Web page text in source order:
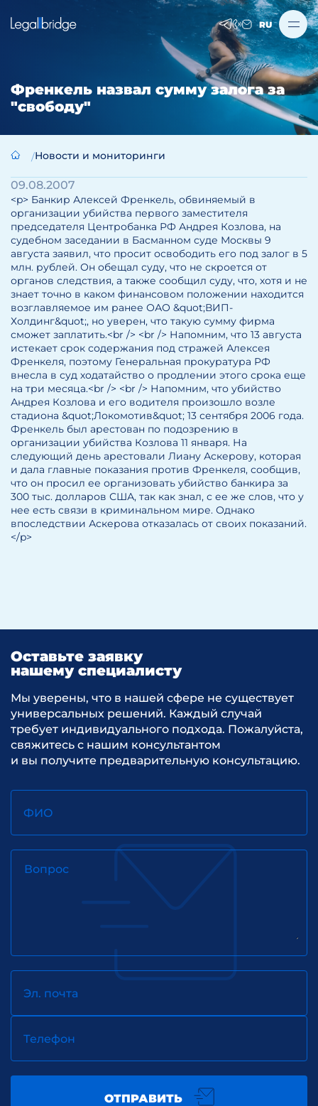
RU
Френкель назвал сумму залога за
"свободу"
Новости и мониторинги
09.08.2007
<p> Банкир Алексей Френкель, обвиняемый в
организации убийства первого заместителя
председателя Центробанка РФ Андрея Козлова, на
судебном заседании в Басманном суде Москвы 9
августа заявил, что просит освободить его под залог в 5
млн. рублей. Он обещал суду, что не скроется от
органов следствия, а также сообщил суду, что, хотя и не
знает точно в каком финансовом положении находится
возглавляемое им ранее ОАО &quot;ВИП-
Холдинг&quot;, но уверен, что такую сумму фирма
сможет заплатить.<br /> <br /> Напомним, что 13 августа
истекает срок содержания под стражей Алексея
Френкеля, поэтому Генеральная прокуратура РФ
внесла в суд ходатайство о продлении этого срока еще
на три месяца.<br /> <br /> Напомним, что убийство
Андрея Козлова и его водителя произошло возле
стадиона &quot;Локомотив&quot; 13 сентября 2006 года.
Френкель был арестован по подозрению в
организации убийства Козлова 11 января. На
следующий день арестовали Лиану Аскерову, которая
и дала главные показания против Френкеля, сообщив,
что он просил ее организовать убийство банкира за
300 тыс. долларов США, так как знал, с ее же слов, что у
нее есть связи в криминальном мире. Однако
впоследствии Аскерова отказалась от своих показаний.
</p>
Оставьте заявку
нашему специалисту
Мы уверены, что в нашей сфере не существует
универсальных решений. Каждый случай
требует индивидуального подхода. Пожалуйста,
свяжитесь с нашим консультантом
и вы получите предварительную консультацию.
ФИО
Вопрос
Эл. почта
Телефон
ОТПРАВИТЬ